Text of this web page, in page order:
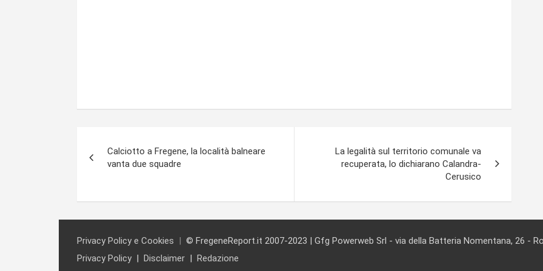
articoli
Calciotto a Fregene, la località balneare
vanta due squadre
La legalità sul territorio comunale va
recuperata, lo dichiarano Calandra-
Cerusico
Privacy Policy e Cookies
© FregeneReport.it 2007-2023 | Gfg Powerweb Srl - via della Batteria Nomentana, 26 -
Privacy Policy
Disclaimer Redazione